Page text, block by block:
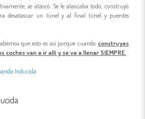
se atascó. Se le atascaba todo, construyó
desatascar un túnel y al final túnel y puentes
que esto es así porque cuando construyes
coches van a ir allí y se va a llenar SIEMPRE.
Inducida